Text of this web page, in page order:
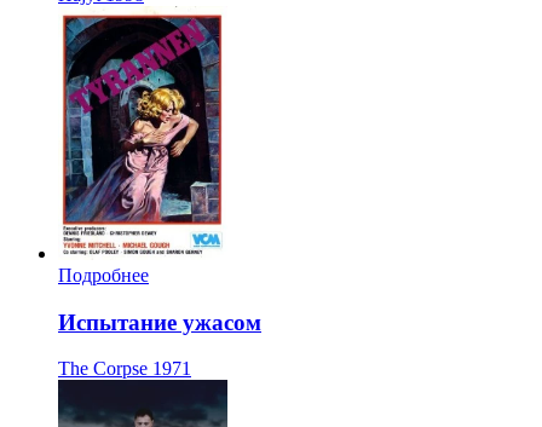
Подробнее
Испытание ужасом
The Corpse 1971